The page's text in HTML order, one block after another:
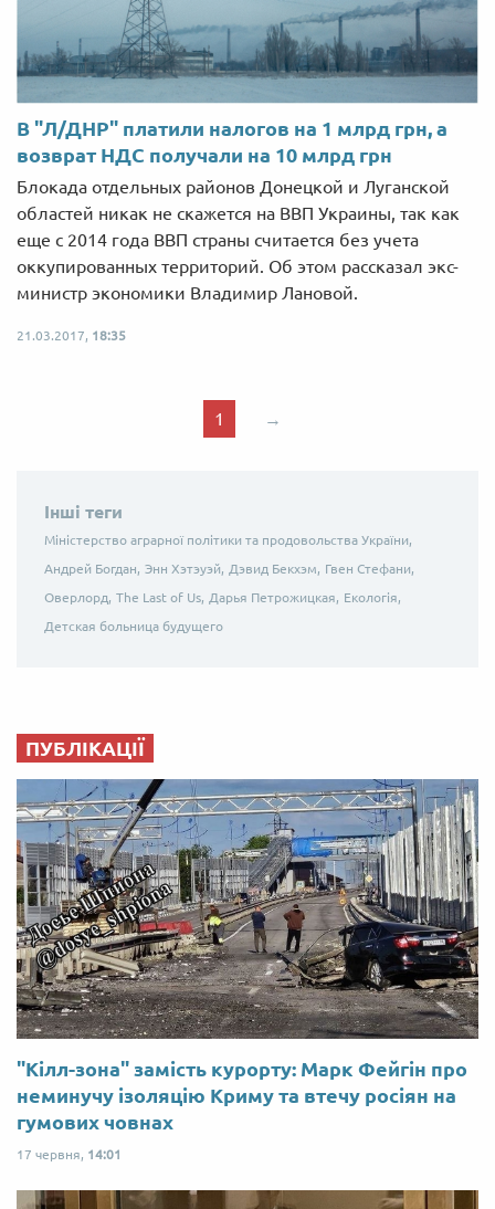
В "Л/ДНР" платили налогов на 1 млрд грн, а
возврат НДС получали на 10 млрд грн
Блокада отдельных районов Донецкой и Луганской
областей никак не скажется на ВВП Украины, так как
еще с 2014 года ВВП страны считается без учета
оккупированных территорий. Об этом рассказал экс-
министр экономики Владимир Лановой.
21.03.2017, 18:35
1 →
Інші теги
Міністерство аграрної політики та продовольства України,
Андрей Богдан, Энн Хэтэуэй, Дэвид Бекхэм, Гвен Стефани,
Оверлорд, The Last of Us, Дарья Петрожицкая, Екологія,
Детская больница будущего
ПУБЛІКАЦІЇ
"Кілл-зона" замість курорту: Марк Фейгін про
неминучу ізоляцію Криму та втечу росіян на
гумових човнах
17 червня, 14:01